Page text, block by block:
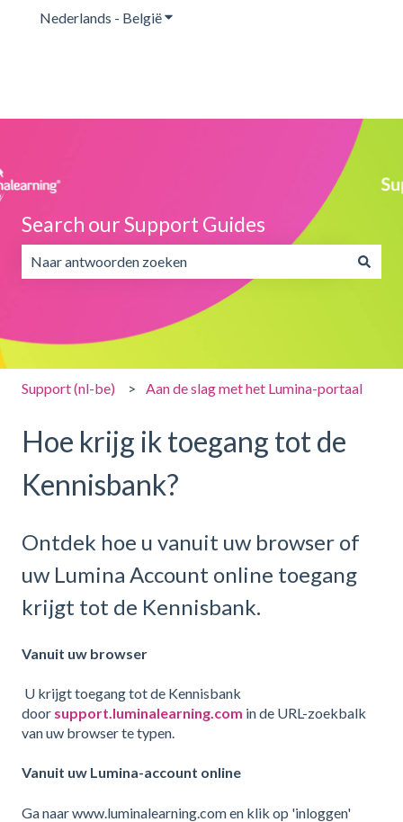
Nederlands - BelgiëSubmenu tonen voor vertalingen
Search our Support Guides
Er zijn geen suggesties want het zoekveld is leeg.
Support (nl-be) Aan de slag met het Lumina-portaal
Hoe krijg ik toegang tot de
Kennisbank?
Ontdek hoe u vanuit uw browser of
uw Lumina Account online toegang
krijgt tot de Kennisbank.
Vanuit uw browser
U krijgt toegang tot de Kennisbank
door support.luminalearning.com in de URL-zoekbalk
van uw browser te typen.
Vanuit uw Lumina-account online
Ga naar www.luminalearning.com en klik op 'inloggen'